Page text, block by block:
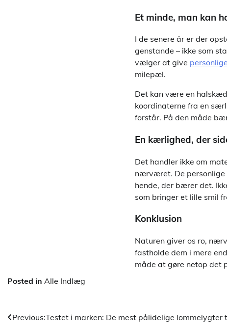
Et minde, man kan
I de senere år er der
genstande – ikke som
vælger at give
milepæl.
Det kan være en
koordinaterne fra en
forstår. På den måde
En kærlighed, der
Det handler ikke om
nærværet. De personlige
hende, der bærer det.
som bringer et lille smil
Konklusion
Naturen giver os ro,
fastholde dem i mere
måde at gøre netop det
Posted in Alle Indlæg
Indlægsnavigation
Previous:Testet i marken: De mest pålidelige lommelygter